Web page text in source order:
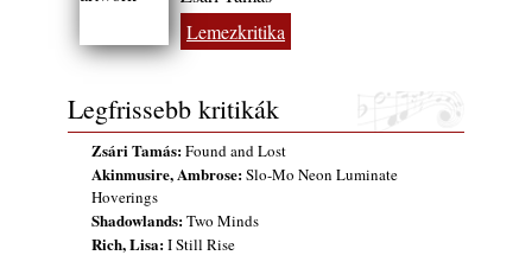
2026. augusztus 01.
2026-os jazzfesztiválok, amelyekről én is
(Sátoraljaújhely – 2026. augusztus 13-23.)
2026. augusztus 01.
Jazz-rock albumok 1986-ból - John Scofield
„Still Warm”
2026. augusztus 01.
Ma 40 éves Gyarmati Gábor és 54 éves
Lemezkritika
Legfrissebb kritikák
Zsári Tamás:Found and Lost
Akinmusire, Ambrose:Slo-Mo Neon Luminate
Hoverings
Shadowlands:Two Minds
Rich, Lisa:I Still Rise